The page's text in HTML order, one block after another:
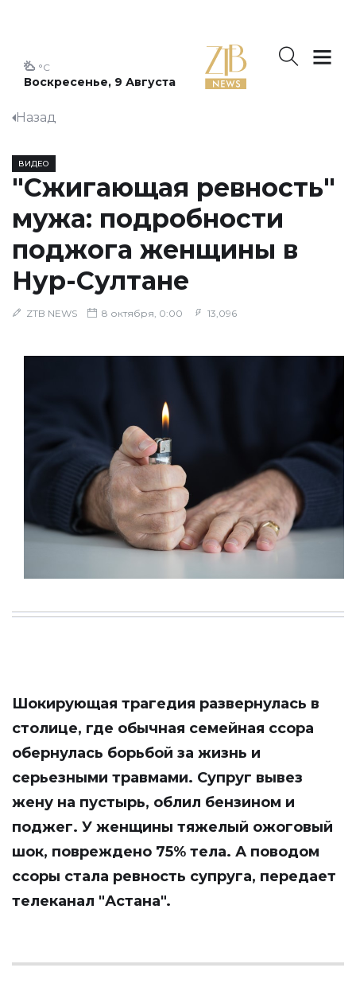
Воскресенье, 9 Августа
°C
Назад
ВИДЕО
"Сжигающая ревность"
мужа: подробности
поджога женщины в
Нур-Султане
ZTB NEWS 8 октября, 0:00 13,096
Шокирующая трагедия развернулась в
столице, где обычная семейная ссора
обернулась борьбой за жизнь и
серьезными травмами. Супруг вывез
жену на пустырь, облил бензином и
поджег. У женщины тяжелый ожоговый
шок, повреждено 75% тела. А поводом
ссоры стала ревность супруга, передает
телеканал "Астана".